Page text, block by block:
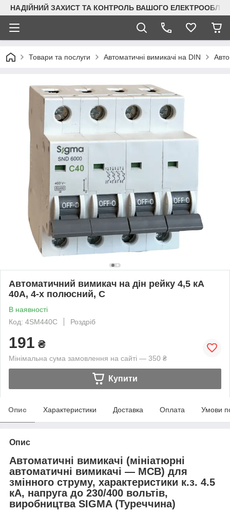
НАДІЙНИЙ ЗАХИСТ ТА КОНТРОЛЬ ВАШОГО
Товари та послуги Автоматичні вимикачі на DIN
Автоматичний вимикач на дін рейку 4,5 кА
40А, 4-х полюсний, C
В наявності
Код: 4SM440C
Роздріб
191 ₴
Мінімальна сума замовлення на сайті — 350 ₴
Купити
Опис Характеристики Доставка Оплата Умови
Опис
Автоматичні вимикачі (мініатюрні
автоматичні вимикачі — MCB) для
змінного струму, характеристики к.з. 4.5
кА, напруга до 230/400 вольтів,
виробництва SIGMA (Туреччина)